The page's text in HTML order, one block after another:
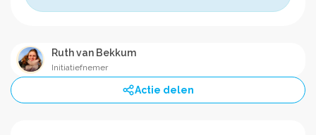
Ruth van Bekkum
Initiatiefnemer
Actie delen